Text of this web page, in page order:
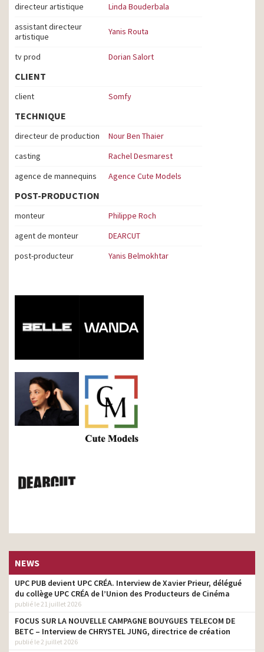
directeur artistique
Linda Bouderbala
assistant directeur
artistique
Yanis Routa
tv prod Dorian Salort
CLIENT
client Somfy
TECHNIQUE
directeur de production
Nour Ben Thaier
casting
Rachel Desmarest
agence de mannequins
Agence Cute Models
POST-PRODUCTION
monteur
Philippe Roch
agent de monteur
DEARCUT
post-producteur
Yanis Belmokhtar
NEWS
UPC PUB devient UPC CRÉA. Interview de Xavier Prieur, délégué
du collège UPC CRÉA de l’Union des Producteurs de Cinéma
publié le 21 juillet 2026
FOCUS SUR LA NOUVELLE CAMPAGNE BOUYGUES TELECOM DE
BETC – Interview de CHRYSTEL JUNG, directrice de création
publié le 2 juillet 2026